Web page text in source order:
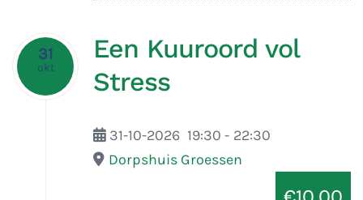
31
okt
Een Kuuroord vol
Stress
31-10-2026 19:30 - 22:30
Dorpshuis Groessen